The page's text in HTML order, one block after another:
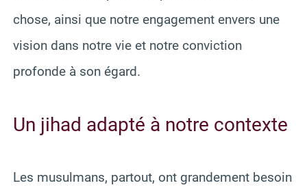
chose, ainsi que notre engagement envers une
vision dans notre vie et notre conviction
profonde à son égard.
Un jihad adapté à notre contexte
Les musulmans, partout, ont grandement besoin